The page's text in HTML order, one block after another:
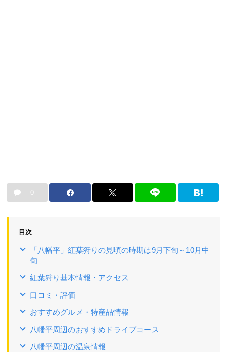
0
目次
「八幡平」紅葉狩りの見頃の時期は9月下旬～10月中
旬
紅葉狩り基本情報・アクセス
口コミ・評価
おすすめグルメ・特産品情報
八幡平周辺のおすすめドライブコース
八幡平周辺の温泉情報